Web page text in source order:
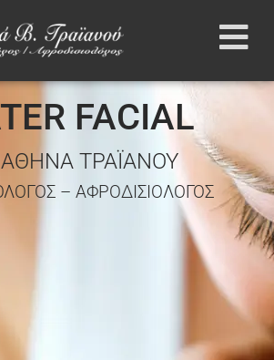
FACIAL
ΑΘΗΝΑ ΤΡΑΪΑΝΟΥ
– ΑΦΡΟΔΙΣΙΟΛΟΓΟΣ